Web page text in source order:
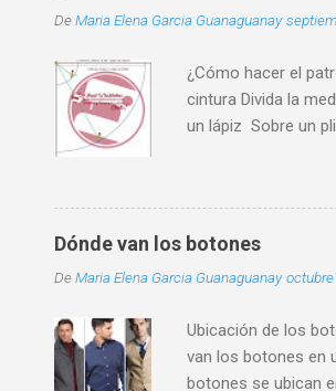
DeMaria Elena Garcia Guanaguanay
¿Cómo hacer el
cintura Divida la
un lápiz Sobre un
Utilizando el
otro del papel.
cintura más el largo
tela. ¿Cuánta tela
en una sola pieza
ancho. Una
Dónde van los botones
DeMaria Elena Garcia Guanaguanay
Ubicación de los
van los botones en
botones se ubican